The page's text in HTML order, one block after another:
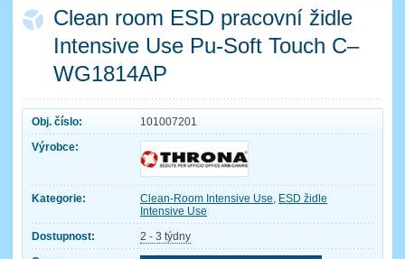
Clean room ESD pracovní židle
Intensive Use Pu-Soft Touch C–
WG1814AP
Obj. číslo:
101007201
Výrobce:
Kategorie: Clean-Room Intensive Use, ESD židle
Intensive Use
Dostupnost:
2 - 3 týdny